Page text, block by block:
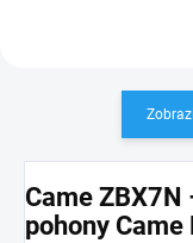
Came
pohony Came